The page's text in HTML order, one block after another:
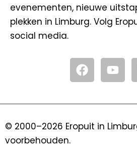
evenementen, nieuwe
plekken in Limburg. Volg
social media.
F
a
c
o
Y
o
u
b
© 2000–2026 Eropuit in
voorbehouden.